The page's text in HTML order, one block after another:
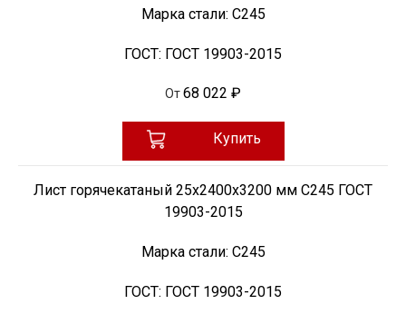
Марка стали: С245
ГОСТ: ГОСТ 19903-2015
От68 022 ₽
Купить
Лист горячекатаный 25х2400х3200 мм С245 ГОСТ
19903-2015
Марка стали: С245
ГОСТ: ГОСТ 19903-2015